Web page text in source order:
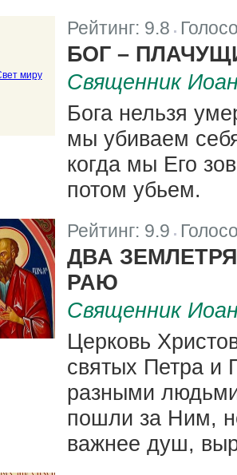
Рейтинг: 9.8 |
БОГ –
Священник
Бога нельзя
мы убиваем
когда мы Его
потом убьем.
Рейтинг: 9.9 |
ДВА
РАЮ
Священник
Церковь
святых Петра
разными
пошли за Ним,
важнее душ,